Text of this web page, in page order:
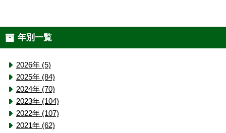
年別一覧
2026年 (5)
2025年 (84)
2024年 (70)
2023年 (104)
2022年 (107)
2021年 (62)